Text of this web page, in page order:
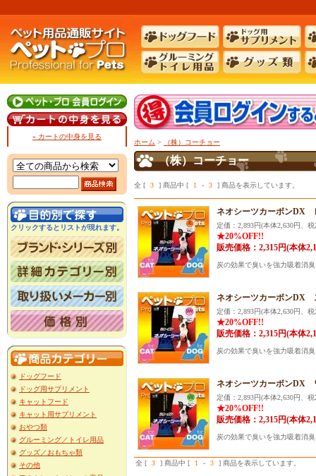
» カートの中身を見る
クリックするとリストが現れます。
ドッグフード
ドッグ用サプリメント
キャットフード
キャット用サプリメント
おやつ類
グルーミング／トイレ用品
グッズ／おもちゃ類
その他
ホーム > （株）コーチョー
（株）コーチョー
全 [ 3 ] 商品中 [ 1 - 3 ] 商品を表示しています。
ネオシーツカーボンDX
定価：2,893円(本体2,630円、税
★20%OFF!!
販売価格：2,315円(本体
炭の効果で臭いを強力吸着消臭
ネオシーツカーボンDX
定価：2,893円(本体2,630円、税
★20%OFF!!
販売価格：2,315円(本体
炭の効果で臭いを強力吸着消臭
ネオシーツカーボンDX
定価：2,893円(本体2,630円、税
★20%OFF!!
販売価格：2,315円(本体
炭の効果で臭いを強力吸着消臭
全 [ 3 ] 商品中 [ 1 - 3 ] 商品を表示しています。